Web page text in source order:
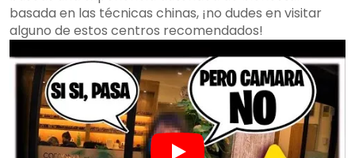
basada en las técnicas chinas, ¡no dudes en visitar
alguno de estos centros recomendados!